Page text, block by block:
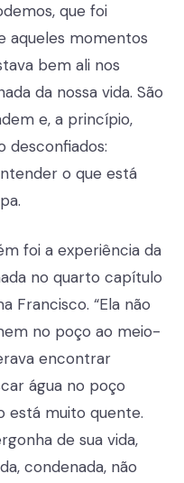
que foi
aqueles momentos
bem ali nos
da nossa vida. São
e, a princípio,
desconfiados:
o que está
foi a experiência da
no quarto capítulo
Francisco. “Ela não
no poço ao meio-
encontrar
água no poço
está muito quente.
de sua vida,
condenada, não